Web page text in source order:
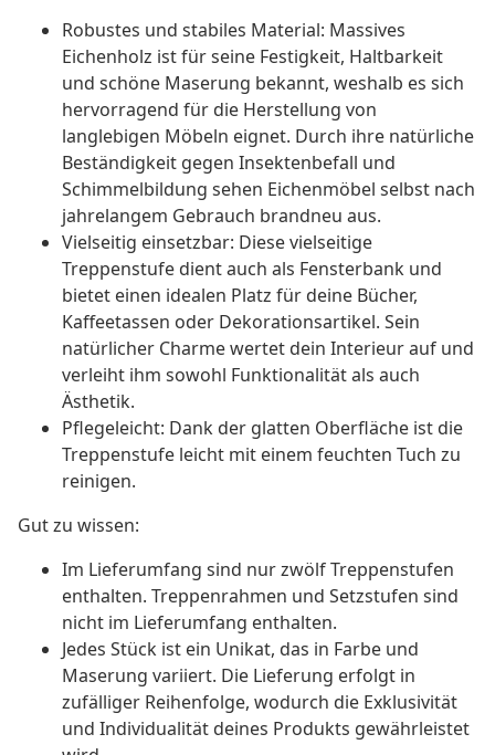
Robustes und stabiles Material: Massives
Eichenholz ist für seine Festigkeit, Haltbarkeit
und schöne Maserung bekannt, weshalb es sich
hervorragend für die Herstellung von
langlebigen Möbeln eignet. Durch ihre natürliche
Beständigkeit gegen Insektenbefall und
Schimmelbildung sehen Eichenmöbel selbst nach
jahrelangem Gebrauch brandneu aus.
Vielseitig einsetzbar: Diese vielseitige
Treppenstufe dient auch als Fensterbank und
bietet einen idealen Platz für deine Bücher,
Kaffeetassen oder Dekorationsartikel. Sein
natürlicher Charme wertet dein Interieur auf und
verleiht ihm sowohl Funktionalität als auch
Ästhetik.
Pflegeleicht: Dank der glatten Oberfläche ist die
Treppenstufe leicht mit einem feuchten Tuch zu
reinigen.
Gut zu wissen:
Im Lieferumfang sind nur zwölf Treppenstufen
enthalten. Treppenrahmen und Setzstufen sind
nicht im Lieferumfang enthalten.
Jedes Stück ist ein Unikat, das in Farbe und
Maserung variiert. Die Lieferung erfolgt in
zufälliger Reihenfolge, wodurch die Exklusivität
und Individualität deines Produkts gewährleistet